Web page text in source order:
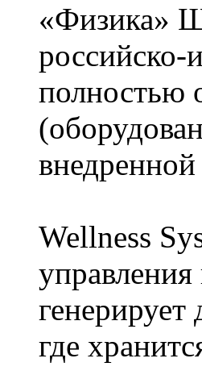
«Физика»
российско-
полностью
Wellness
где